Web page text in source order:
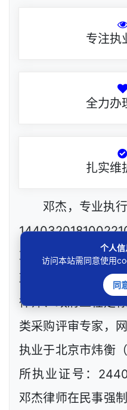
专注执
全力办
扎实维
邓杰，专业执
复合从业经历，现
政府听证员，深圳
律师、政府工程定
类采购评审专家，
执业于北京市炜衡
所执业证号：
邓杰律师在民事强
个人
访问本站需同意使用
同